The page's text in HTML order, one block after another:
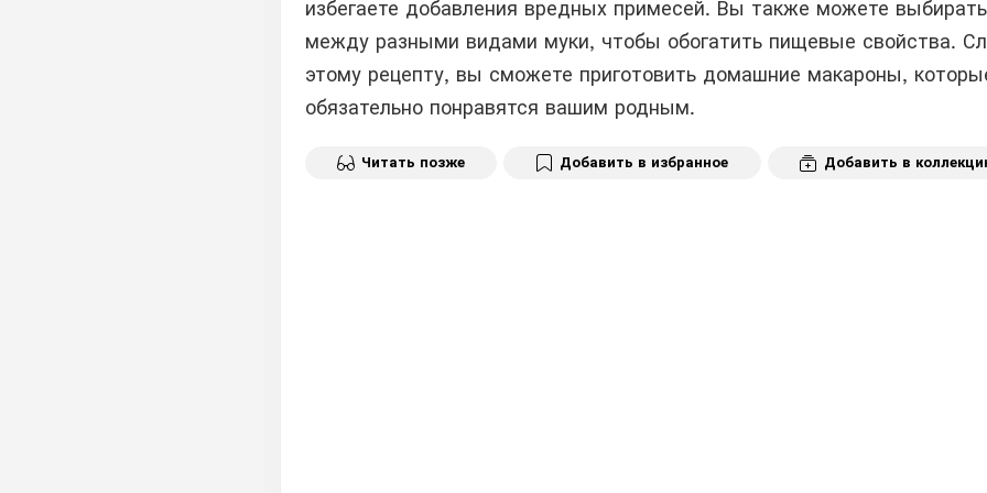
избегаете добавления вредных примесей. Вы также можете выбирать
между разными видами муки, чтобы обогатить пищевые свойства.
этому рецепту, вы сможете приготовить домашние макароны,
обязательно понравятся вашим родным.
Читать позже Добавить в избранное Добавить в